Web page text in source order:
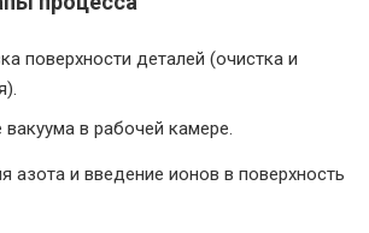
поверхности деталей (очистка и
в рабочей камере.
азота и введение ионов в поверхность